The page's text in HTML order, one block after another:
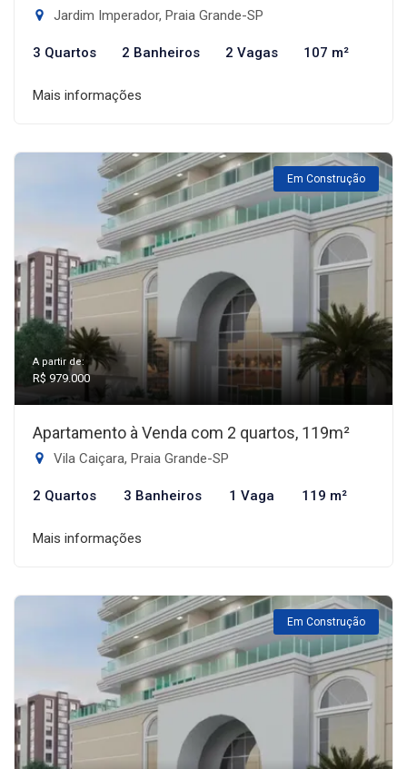
Jardim Imperador, Praia Grande-SP
3 Quartos 2 Banheiros 2 Vagas 107 m²
Mais informações
Em Construção
A partir de:
R$ 979.000
Apartamento à Venda com 2 quartos, 119m²
Vila Caiçara, Praia Grande-SP
2 Quartos 3 Banheiros 1 Vaga 119 m²
Mais informações
Em Construção